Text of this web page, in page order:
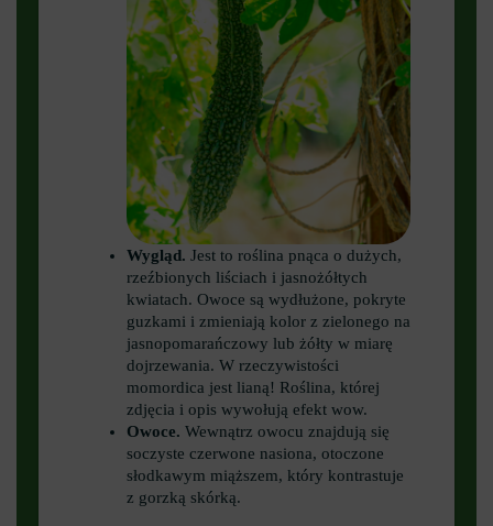
Wygląd. Jest to roślina pnąca o dużych,
rzeźbionych liściach i jasnożółtych
kwiatach. Owoce są wydłużone, pokryte
guzkami i zmieniają kolor z zielonego na
jasnopomarańczowy lub żółty w miarę
dojrzewania. W rzeczywistości
momordica jest lianą! Roślina, której
zdjęcia i opis wywołują efekt wow.
Owoce. Wewnątrz owocu znajdują się
soczyste czerwone nasiona, otoczone
słodkawym miąższem, który kontrastuje
z gorzką skórką.